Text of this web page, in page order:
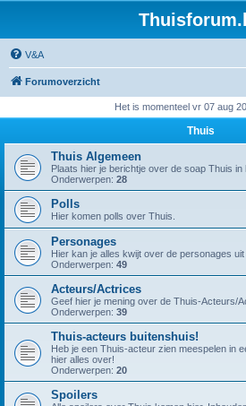
V&A
Forumoverzicht
Het is momenteel vr 07 aug
Thuis
Thuis Algemeen
Plaats hier je berichtje over de soap Thuis in
Onderwerpen: 28
Polls
Hier komen polls over Thuis.
Personages
Hier kan je alles kwijt over de personages uit
Onderwerpen: 49
Acteurs/Actrices
Geef hier je mening over de Thuis-Acteurs/
Onderwerpen: 39
Thuis-acteurs buitenshuis!
Heb je een Thuis-acteur zien meespelen in
hier alles over!
Onderwerpen: 20
Spoilers